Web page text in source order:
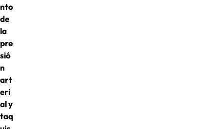
nto
de
la
pre
sió
n
art
eri
al y
taq